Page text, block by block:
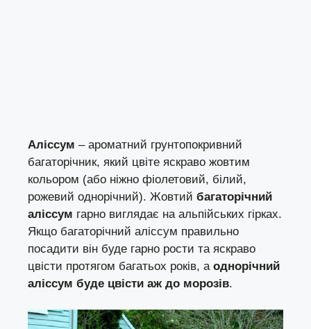
Аліссум – ароматний грунтопокривний
багаторічник, який цвіте яскраво жовтим
кольором (або ніжно фіолетовий, білий,
рожевий однорічний). Жовтий багаторічний
аліссум гарно виглядає на альпійських гірках.
Якщо багаторічний аліссум правильно
посадити він буде гарно рости та яскраво
цвісти протягом багатьох років, а однорічний
аліссум буде цвісти аж до морозів.